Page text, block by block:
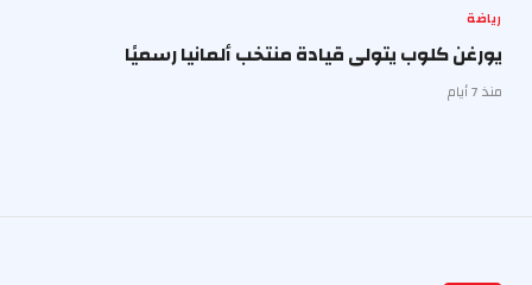
رياضة
يورغن كلوب يتولى قيادة منتخب ألمانيا رسميًا
منذ 7 أيام